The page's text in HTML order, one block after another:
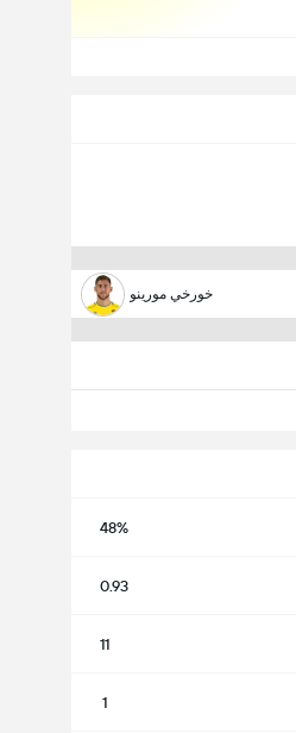
خورخي مورينو
48%
0.93
11
1